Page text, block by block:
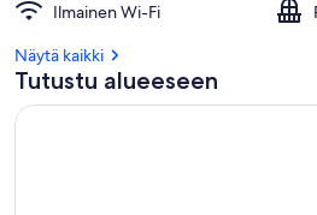
Ilmainen Wi-Fi
Näytä kaikki
Tutustu alueeseen